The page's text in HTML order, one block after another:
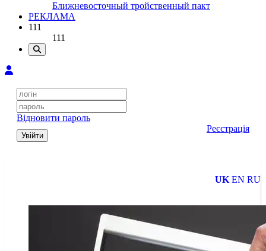
Ближневосточный тройственный пакт
РЕКЛАМА
111
111
Відновити пароль
Увійти
Реєстрація
UK EN RU